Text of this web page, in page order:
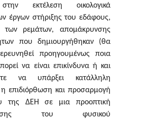
εκτέλεση οικολογικά
έργων στήριξης του εδάφους,
των ρεμάτων, απομάκρυνσης
που δημιουργήθηκαν (θα
προηγουμένως ποια
να είναι επικίνδυνα ή και
να υπάρξει κατάλληλη
η επιδιόρθωση και προσαρμογή
της ΔΕΗ σε μια προοπτική
του φυσικού